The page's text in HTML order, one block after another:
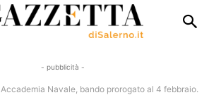
- pubblicità -
Accademia Navale, bando prorogato al 4 febbraio.